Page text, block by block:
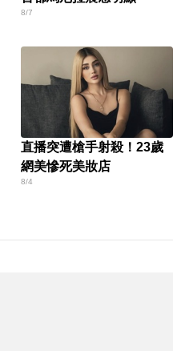
8/7
直播突遭槍手射殺！23歲
網美慘死美妝店
8/4